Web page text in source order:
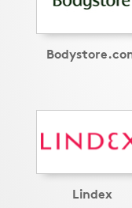
Lindex